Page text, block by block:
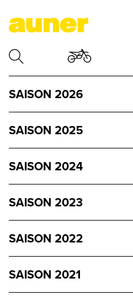
SAISON 2026
SAISON 2025
SAISON 2024
SAISON 2023
SAISON 2022
SAISON 2021